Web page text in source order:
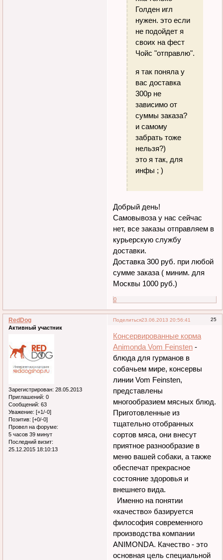
Голден игл
нужен. это если
не подойдет я
своих на фест
Чойс "отправлю".
я так поняла у
вас доставка
300р не
зависимо от
суммы заказа?
и самому
забрать тоже
нельзя?)
это я так, для
инфы ; )
Добрый день!
Самовывоза у нас сейчас
нет, все заказы отправляем в
курьерскую службу
доставки.
Доставка 300 руб. при любой
сумме заказа ( миним. для
Москвы 1000 руб.)
0
Поделиться 25
23.06.2013 20:56:41
RedDog
Активный участник
Зарегистрирован: 28.05.2013
Приглашений: 0
Сообщений: 63
Уважение: [+1/-0]
Позитив: [+0/-0]
Провел на форуме:
5 часов 39 минут
Последний визит:
25.12.2015 18:10:13
Консервированные корма
Animonda Vom Feinsten -
блюда для гурманов в
собачьем мире, консервы
линии Vom Feinsten,
представлены
многообразием мясных блюд.
Приготовленные из
тщательно отобранных
сортов мяса, они внесут
приятное разнообразие в
меню вашей собаки, а также
обеспечат прекрасное
состояние здоровья и
внешнего вида.
Именно на понятии
«качество» базируется
философия современного
производства компании
ANIMONDA. Качество - это
основная цель специальной